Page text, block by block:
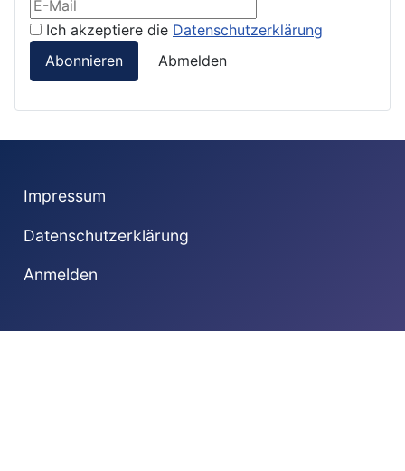
Ich akzeptiere die Datenschutzerklärung
Abonnieren
Abmelden
Impressum
Datenschutzerklärung
Anmelden